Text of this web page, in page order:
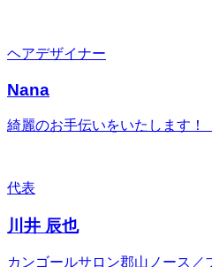
ヘアデザイナー
Nana
綺麗のお手伝いをいたします
代表
川井 辰也
カンゴールサロン郡山ノース／